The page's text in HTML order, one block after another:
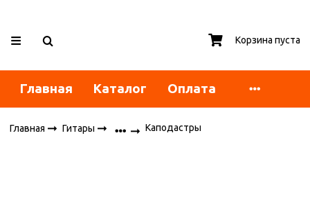
Корзина пуста
Главная Каталог Оплата
Главная Гитары Каподастры